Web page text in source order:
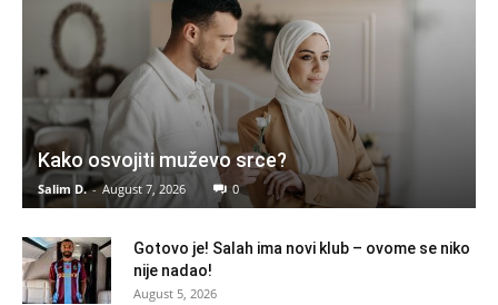
Kako osvojiti muževo srce?
Salim D. - August 7, 2026 0
Gotovo je! Salah ima novi klub – ovome se niko
nije nadao!
August 5, 2026